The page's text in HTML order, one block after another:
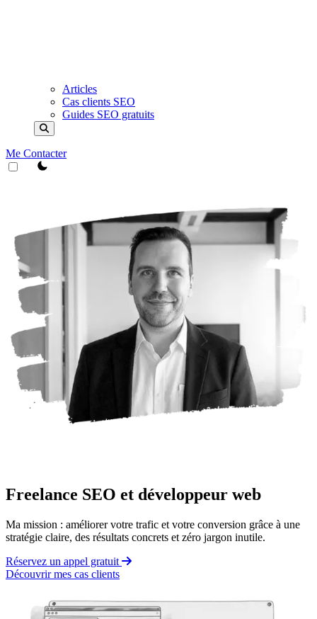
Articles
Cas clients SEO
Guides SEO gratuits
Me Contacter
theme switcher
Freelance SEO et développeur web
Ma mission : améliorer votre trafic et votre conversion grâce à une
stratégie claire, des résultats concrets et zéro jargon inutile.
Réservez un appel gratuit
Découvrir mes cas clients